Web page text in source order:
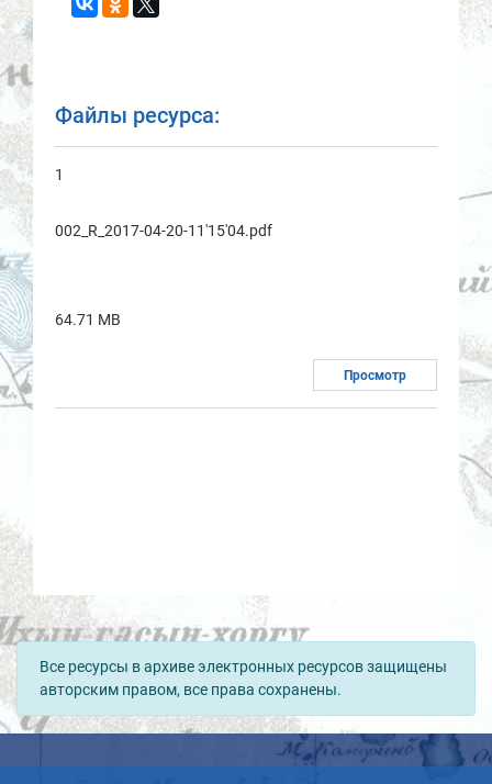
Файлы ресурса:
1
002_R_2017-04-20-11'15'04.pdf
64.71 MB
Просмотр
Все ресурсы в архиве электронных ресурсов защищены
авторским правом, все права сохранены.